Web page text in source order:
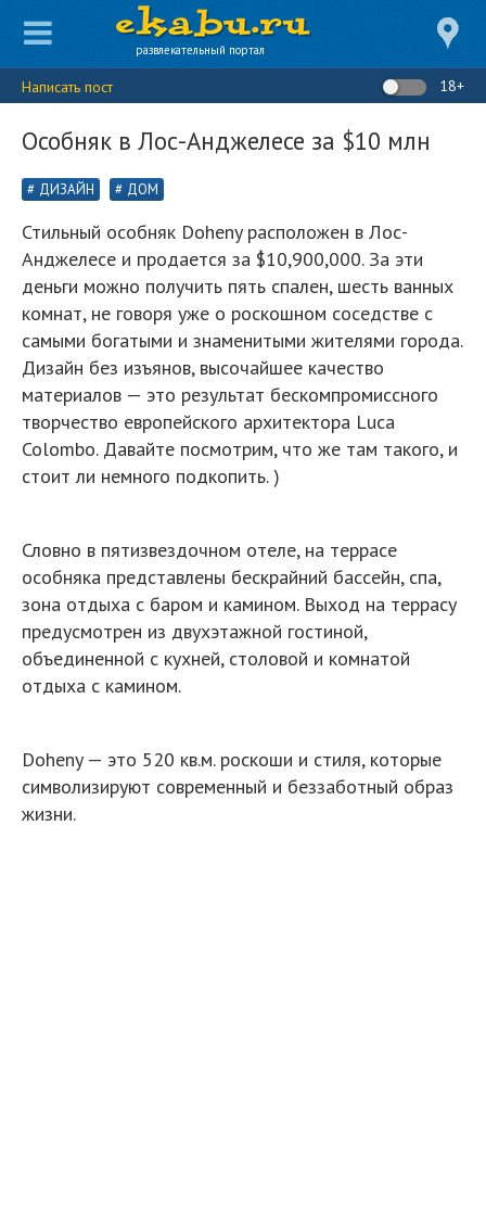
развлекательный портал
Написать пост 18+
Особняк в Лос-Анджелесе за $10 млн
ДИЗАЙН ДОМ
Стильный особняк Doheny расположен в Лос-
Анджелесе и продается за $10,900,000. За эти
деньги можно получить пять спален, шесть ванных
комнат, не говоря уже о роскошном соседстве с
самыми богатыми и знаменитыми жителями города.
Дизайн без изъянов, высочайшее качество
материалов — это результат бескомпромиссного
творчество европейского архитектора Luca
Colombo. Давайте посмотрим, что же там такого, и
стоит ли немного подкопить. )
Словно в пятизвездочном отеле, на террасе
особняка представлены бескрайний бассейн, спа,
зона отдыха с баром и камином. Выход на террасу
предусмотрен из двухэтажной гостиной,
объединенной с кухней, столовой и комнатой
отдыха с камином.
Doheny — это 520 кв.м. роскоши и стиля, которые
символизируют современный и беззаботный образ
жизни.